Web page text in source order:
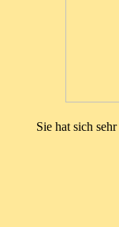
Sie hat sich